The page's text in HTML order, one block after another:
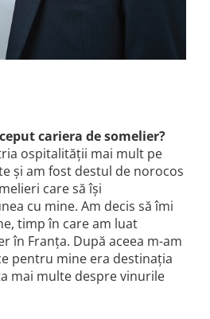
cariera de somelier?
ospitalității mai mult pe
și am fost destul de norocos
care să își
cu mine. Am decis să îmi
timp în care am luat
în Franța. După aceea m-am
pentru mine era destinația
mai multe despre vinurile